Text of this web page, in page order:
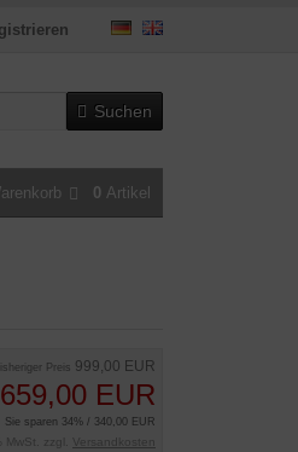
Suchen
0 Artikel
Preis 999,00 EUR
659,00 EUR
Sie sparen 34% / 340,00 EUR
MwSt. zzgl. Versandkosten